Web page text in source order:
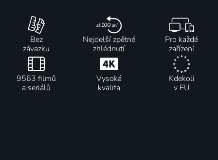
Bez
závazku
Nejdelší zpětné
zhlédnutí
Pro každé
zařízení
9563 filmů
a seriálů
Vysoká
kvalita
Kdekoli
v EU